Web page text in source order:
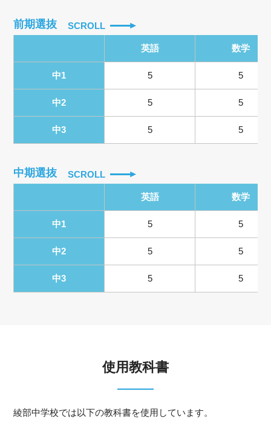
前期選抜 SCROLL
英語 数学
中1 5 5
中2 5 5
中3 5 5
中期選抜 SCROLL
英語 数学
中1 5 5
中2 5 5
中3 5 5
使用教科書
綾部中学校では以下の教科書を使用しています。